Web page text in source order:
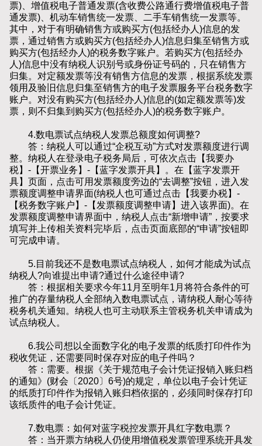
票)、增值税电子普通发票(含收费公路通行费增值税电子普
通发票)、机动车销售统一发票、二手车销售统一发票等。
其中，对于有明确销售方或购买方(包括经办人)信息的发
票，通过销售方或购买方(包括经办人)信息归集至销售方或
购买方(包括经办人)的税务数字账户。若购买方(包括经办
人)信息中没有纳税人识别号或身份证号码的，只在销售方
归集。对定额发票等没有销售方信息的发票，根据系统发票
领用及验旧信息归集至销售方的电子发票服务平台税务数字
账户。对没有购买方(包括经办人)信息的(如定额发票等)发
票，则不归集到购买方(包括经办人)的税务数字账户。
4.数电票试点纳税人发票总额度如何调整?
答：纳税人可以通过“企税互动”方式对发票额度进行调
整。纳税人在登录电子税务局后，可依次点击【我要办
税】-【开票业务】-【蓝字发票开具】。在【蓝字发票开
具】页面，点击可用发票额度旁边的“去调整”按钮，进入发
票额度调整申请界面(纳税人也可通过点击【我要办税】-
【税务数字账户】-【发票额度调整申请】进入该界面)。在
发票额度调整申请界面中，纳税人点击“新增申请”，按要求
填写并上传相关资料完毕后，点击页面底部的“申请”按钮即
可完成申请。
5.目前我还不是数电票试点纳税人，如何才能成为试点
纳税人?向谁提出申请?通过什么途径申请?
答：根据相关要求今年11月至明年1月将符合条件的可
推广的存量纳税人全部纳入数电票试点，请纳税人耐心等待
税务机关通知。纳税人也可主动联系主管税务机关申请成为
试点纳税人。
6.我公司想以全面数字化的电子发票的纸质打印件作为
税收凭证，还需要同时保存对应的电子件吗？
答：需要。根据《关于规范电子会计凭证报销入账归档
的通知》(财会〔2020〕6号)的规定，单位以电子会计凭证
的纸质打印件作为报销入账归档依据的，必须同时保存打印
该纸质件的电子会计凭证。
7.数电票：如何对蓝字税控发票开具红字数电票？
答：当开票方纳税人仍使用增值税发票管理系统开具发